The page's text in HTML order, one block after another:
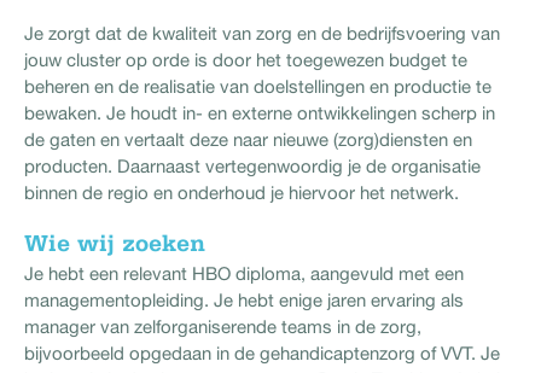
Je zorgt dat de kwaliteit van zorg en de bedrijfsvoering van
jouw cluster op orde is door het toegewezen budget te
beheren en de realisatie van doelstellingen en productie te
bewaken. Je houdt in- en externe ontwikkelingen scherp in
de gaten en vertaalt deze naar nieuwe (zorg)diensten en
producten. Daarnaast vertegenwoordig je de organisatie
binnen de regio en onderhoud je hiervoor het netwerk.
Wie wij zoeken
Je hebt een relevant HBO diploma, aangevuld met een
managementopleiding. Je hebt enige jaren ervaring als
manager van zelforganiserende teams in de zorg,
bijvoorbeeld opgedaan in de gehandicaptenzorg of VVT. Je